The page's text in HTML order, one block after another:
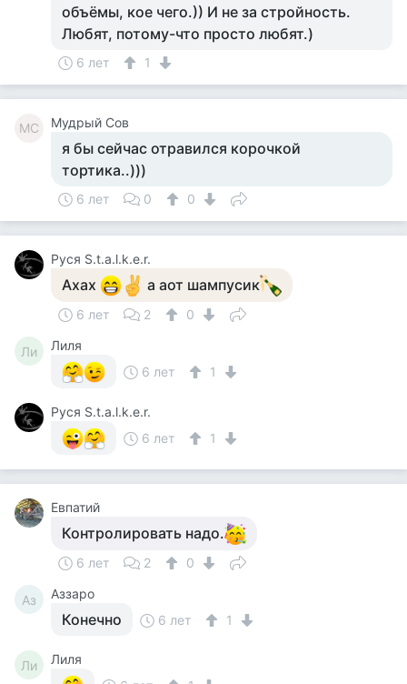
объёмы, кое чего.)) И не за стройность.
Любят, потому-что просто любят.)
6 лет 1
МС Мудрый Сов
я бы сейчас отравился корочкой
тортика..)))
6 лет 0 0
Руся S.t.a.l.k.e.r.
Ахах а аот шампусик
6 лет 2 0
Ли
Лиля
6 лет
1
Руся S.t.a.l.k.e.r.
6 лет
1
Евпатий
Контролировать надо.
6 лет 2 0
Аз Аззаро
Конечно 6 лет 1
Ли
Лиля